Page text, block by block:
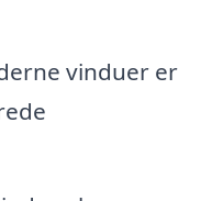
vinduer er